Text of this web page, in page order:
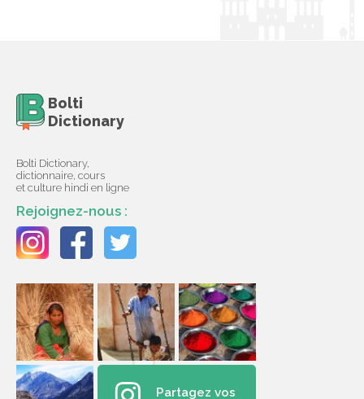
Bolti
Dictionary
Bolti Dictionary,
dictionnaire, cours
et culture hindi en ligne
Rejoignez-nous :
Partagez vos